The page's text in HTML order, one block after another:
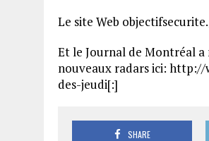
Le site Web
Et le Journal de Montréal
nouveaux radars ici:
des-jeudi[:]
SHARE